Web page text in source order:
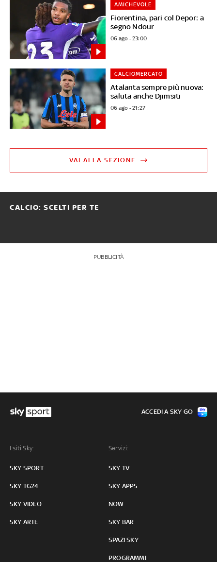
Fiorentina, pari col Depor: a
segno Ndour
AMICHEVOLE
06 ago - 23:00
Atalanta sempre più nuova:
saluta anche Djimsiti
CALCIOMERCATO
06 ago - 21:27
VAI ALLA SEZIONE
CALCIO: SCELTI PER TE
PUBBLICITÀ
I siti Sky:
SKY SPORT
SKY TG24
SKY VIDEO
SKY ARTE
Servizi:
SKY TV
SKY APPS
NOW
SKY BAR
SPAZI SKY
PROGRAMMI
ACCEDI A SKY GO